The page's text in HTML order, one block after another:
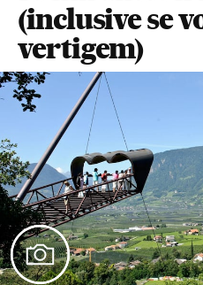
(inclusive se
vertigem)